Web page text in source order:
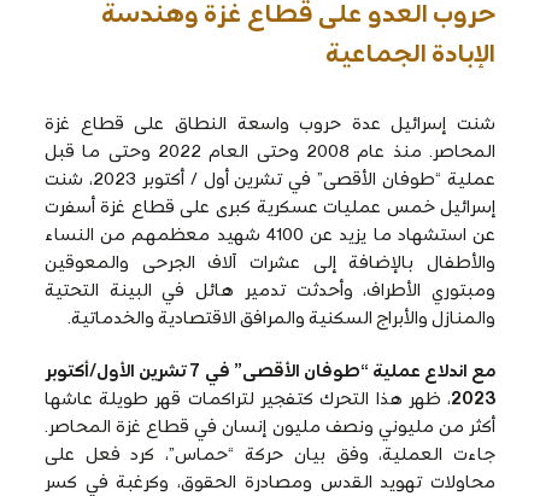
حروب العدو على قطاع غزة وهندسة
الإبادة الجماعية
شنت إسرائيل عدة حروب واسعة النطاق على قطاع غزة
المحاصر. منذ عام 2008 وحتى العام 2022 وحتى ما قبل
عملية “طوفان الأقصى” في تشرين أول / أكتوبر 2023، شنت
إسرائيل خمس عمليات عسكرية كبرى على قطاع غزة أسفرت
عن استشهاد ما يزيد عن 4100 شهيد معظمهم من النساء
والأطفال بالإضافة إلى عشرات آلاف الجرحى والمعوقين
ومبتوري الأطراف، وأحدثت تدمير هائل في البينة التحتية
والمنازل والأبراج السكنية والمرافق الاقتصادية والخدماتية.
مع اندلاع عملية “طوفان الأقصى” في 7 تشرين الأول/أكتوبر
2023، ظهر هذا التحرك كتفجير لتراكمات قهر طويلة عاشها
أكثر من مليوني ونصف مليون إنسان في قطاع غزة المحاصر.
جاءت العملية، وفق بيان حركة “حماس”، كرد فعل على
محاولات تهويد القدس ومصادرة الحقوق، وكرغبة في كسر